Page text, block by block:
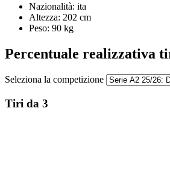
Nazionalità: ita
Altezza: 202 cm
Peso: 90 kg
Percentuale realizzativa
Seleziona la competizione
Tiri da 3